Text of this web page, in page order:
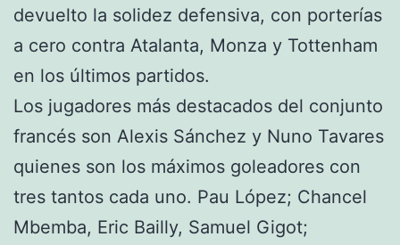
devuelto la solidez defensiva, con porterías
a cero contra Atalanta, Monza y Tottenham
en los últimos partidos.
Los jugadores más destacados del conjunto
francés son Alexis Sánchez y Nuno Tavares
quienes son los máximos goleadores con
tres tantos cada uno. Pau López; Chancel
Mbemba, Eric Bailly, Samuel Gigot;